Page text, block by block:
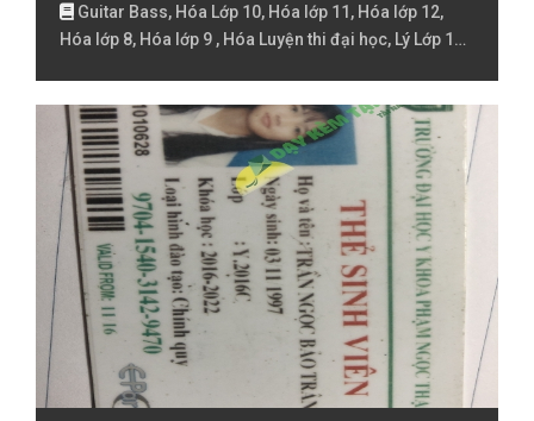
Guitar Bass, Hóa Lớp 10, Hóa lớp 11, Hóa lớp 12,
Hóa lớp 8, Hóa lớp 9 , Hóa Luyện thi đại học, Lý Lớp 10,
lớp 12, Toán Lớp 2, Toán lớp 3, Toán lớp 4, Toán lớp 5,
Toán lớp 6, Toán lớp 7, Toán lớp 8, Toán lớp 9 , Toán
Luyện thi đại học, Xác suất thống kê, Đàn Guitar, Đàn
Guitar điện